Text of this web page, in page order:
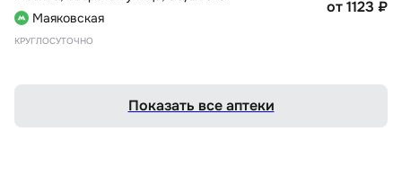
Маяковская
КРУГЛОСУТОЧНО
от 1123 ₽
Показать все аптеки